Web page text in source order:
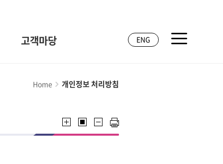
고객마당 ENG
Home 개인정보 처리방침